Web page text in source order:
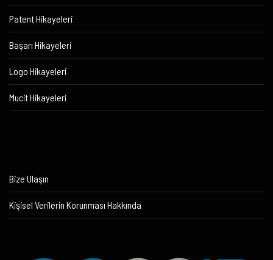
Patent Hikayeleri
Başarı Hikayeleri
Logo Hikayeleri
Mucit Hikayeleri
Bize Ulaşın
Kişisel Verilerin Korunması Hakkında